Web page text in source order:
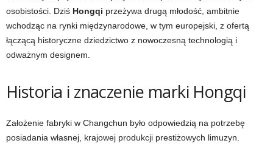
osobistości. Dziś Hongqi przeżywa drugą młodość, ambitnie
wchodząc na rynki międzynarodowe, w tym europejski, z ofertą
łączącą historyczne dziedzictwo z nowoczesną technologią i
odważnym designem.
Historia i znaczenie marki Hongqi
Założenie fabryki w Changchun było odpowiedzią na potrzebę
posiadania własnej, krajowej produkcji prestiżowych limuzyn.